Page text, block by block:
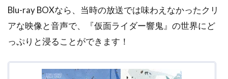
Blu-ray BOXなら、当時の放送では味わえなかったクリ
アな映像と音声で、『仮面ライダー響鬼』の世界にど
っぷりと浸ることができます！